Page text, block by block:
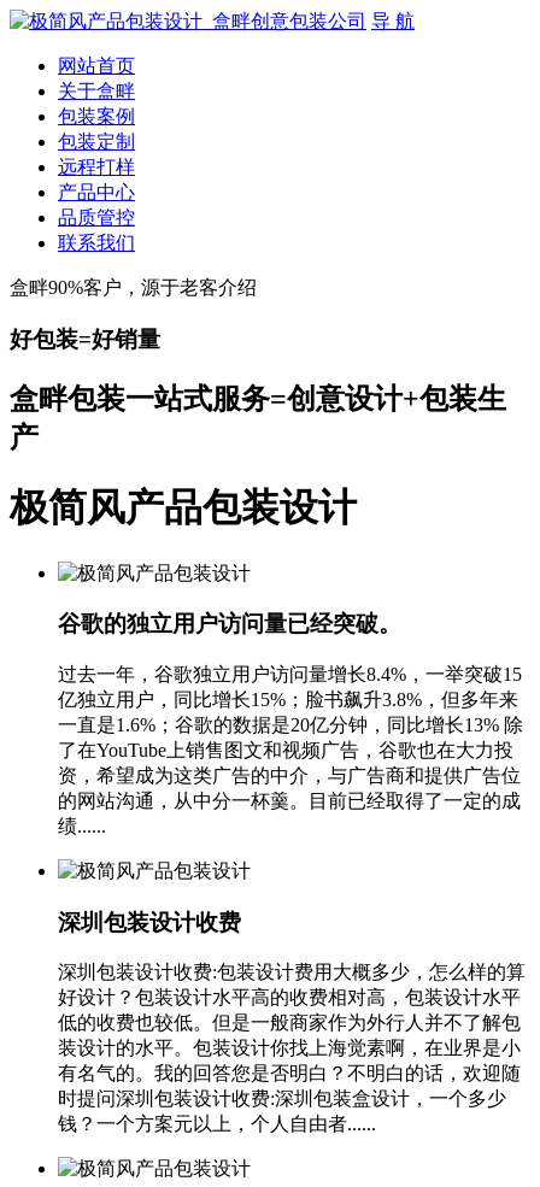
导 航
网站首页
关于盒畔
包装案例
包装定制
远程打样
产品中心
品质管控
联系我们
盒畔90%客户，源于老客介绍
好包装=好销量
盒畔包装一站式服务=创意设计+包装生
产
极简风产品包装设计
谷歌的独立用户访问量已经突破。
过去一年，谷歌独立用户访问量增长8.4%，一举突破15
亿独立用户，同比增长15%；脸书飙升3.8%，但多年来
一直是1.6%；谷歌的数据是20亿分钟，同比增长13% 除
了在YouTube上销售图文和视频广告，谷歌也在大力投
资，希望成为这类广告的中介，与广告商和提供广告位
的网站沟通，从中分一杯羹。目前已经取得了一定的成
绩......
深圳包装设计收费
深圳包装设计收费:包装设计费用大概多少，怎么样的算
好设计？包装设计水平高的收费相对高，包装设计水平
低的收费也较低。但是一般商家作为外行人并不了解包
装设计的水平。包装设计你找上海觉素啊，在业界是小
有名气的。我的回答您是否明白？不明白的话，欢迎随
时提问深圳包装设计收费:深圳包装盒设计，一个多少
钱？一个方案元以上，个人自由者......